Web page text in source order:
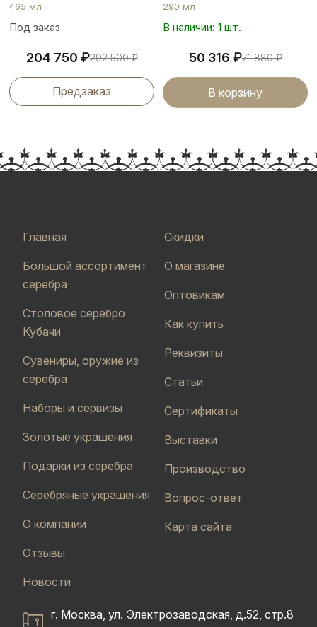
465 мл
Под заказ
204 750 ₽292 500₽
Предзаказ
290 мл
В наличии: 1 шт.
50 316 ₽71 880₽
В корзину
Главная
Большой ассортимент
серебра
Столовое серебро
Кубачи
Сувениры, оружие из
серебра
Наборы и сервизы
Золотые украшения
Подарки из серебра
Серебряные украшения
О компании
Отзывы
Новости
Скидки
О магазине
Оптовикам
Как купить
Реквизиты
Статьи
Сертификаты
Выставки
Производство
Вопрос-ответ
Карта сайта
г. Москва, ул. Электрозаводская, д.52, стр.8